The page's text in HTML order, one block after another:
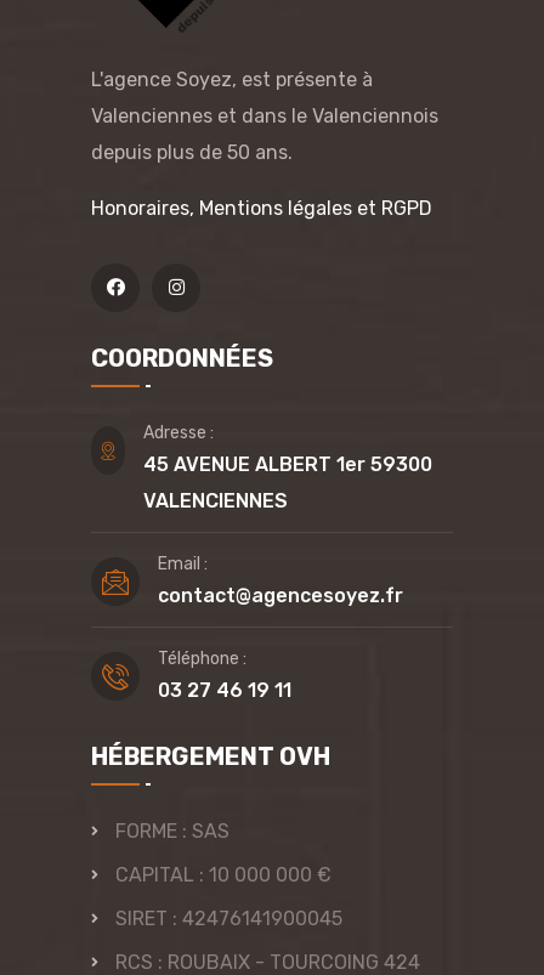
L'agence Soyez, est présente à
Valenciennes et dans le Valenciennois
depuis plus de 50 ans.
Honoraires, Mentions légales et RGPD
COORDONNÉES
Adresse :
45 AVENUE ALBERT 1er 59300
VALENCIENNES
Email :
contact@agencesoyez.fr
Téléphone :
03 27 46 19 11
HÉBERGEMENT OVH
FORME : SAS
CAPITAL : 10 000 000 €
SIRET : 42476141900045
RCS : ROUBAIX - TOURCOING 424